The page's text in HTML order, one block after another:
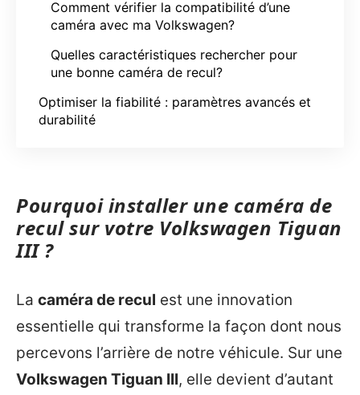
Comment vérifier la compatibilité d’une
caméra avec ma Volkswagen?
Quelles caractéristiques rechercher pour
une bonne caméra de recul?
Optimiser la fiabilité : paramètres avancés et
durabilité
Pourquoi installer une caméra de
recul sur votre Volkswagen Tiguan
III ?
La caméra de recul est une innovation
essentielle qui transforme la façon dont nous
percevons l’arrière de notre véhicule. Sur une
Volkswagen Tiguan III, elle devient d’autant